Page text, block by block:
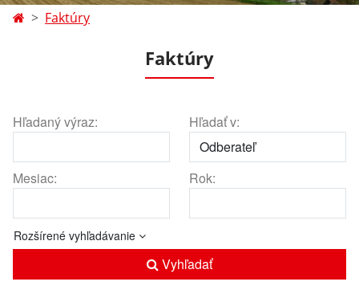
Faktúry
Faktúry
Hľadaný výraz: Hľadať v:
Mesiac: Rok:
Rozšírené vyhľadávanie
Vyhľadať